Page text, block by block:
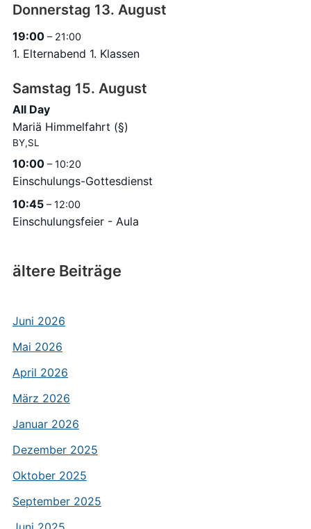
Donnerstag 13. August
19:00 – 21:00
1. Elternabend 1. Klassen
Samstag 15. August
All Day
Mariä Himmelfahrt (§)
BY,SL
10:00 – 10:20
Einschulungs-Gottesdienst
10:45 – 12:00
Einschulungsfeier - Aula
ältere Beiträge
Juni 2026
Mai 2026
April 2026
März 2026
Januar 2026
Dezember 2025
Oktober 2025
September 2025